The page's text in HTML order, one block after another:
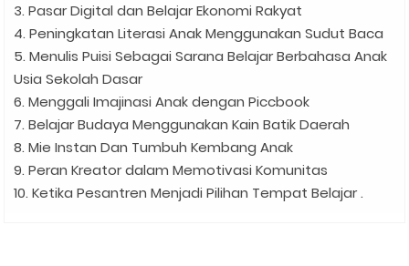
3. Pasar Digital dan Belajar Ekonomi Rakyat
4. Peningkatan Literasi Anak Menggunakan Sudut Baca
5. Menulis Puisi Sebagai Sarana Belajar Berbahasa Anak
Usia Sekolah Dasar
6. Menggali Imajinasi Anak dengan Piccbook
7. Belajar Budaya Menggunakan Kain Batik Daerah
8. Mie Instan Dan Tumbuh Kembang Anak
9. Peran Kreator dalam Memotivasi Komunitas
10. Ketika Pesantren Menjadi Pilihan Tempat Belajar .